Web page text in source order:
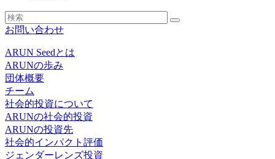
お問い合わせ
ARUN Seedとは
ARUNの歩み
団体概要
チーム
社会的投資について
ARUNの社会的投資
ARUNの投資先
社会的インパクト評価
ジェンダーレンズ投資